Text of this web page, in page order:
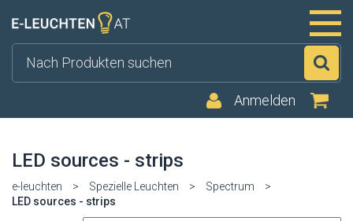
Anmelden
LED sources - strips
e-leuchten > Spezielle Leuchten > Spectrum
>
LED sources - strips